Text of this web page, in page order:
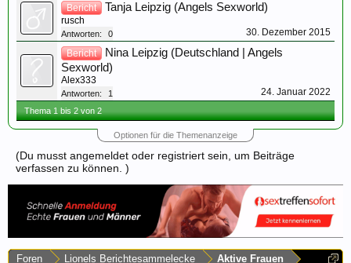
Bericht Tanja Leipzig (Angels Sexworld)
rusch
Antworten: 0 30. Dezember 2015
Bericht
Nina Leipzig (Deutschland | Angels
Sexworld)
Alex333
Antworten: 1 24. Januar 2022
Thema 1 bis 2 von 2
Optionen für die Themenanzeige
(Du musst angemeldet oder registriert sein, um Beiträge
verfassen zu können. )
Foren Lionels Berichtesammelecke Aktive Frauen